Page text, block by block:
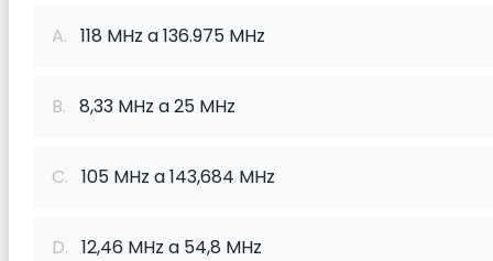
A. 118 MHz a 136.975 MHz
B. 8,33 MHz a 25 MHz
C. 105 MHz a 143,684 MHz
D. 12,46 MHz a 54,8 MHz